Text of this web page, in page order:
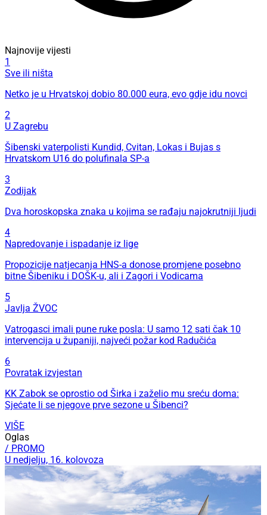
Najnovije vijesti
1
Sve ili ništa
Netko je u Hrvatskoj dobio 80.000 eura, evo gdje idu novci
2
U Zagrebu
Šibenski vaterpolisti Kundid, Cvitan, Lokas i Bujas s
Hrvatskom U16 do polufinala SP-a
3
Zodijak
Dva horoskopska znaka u kojima se rađaju najokrutniji ljudi
4
Napredovanje i ispadanje iz lige
Propozicije natjecanja HNS-a donose promjene posebno
bitne Šibeniku i DOŠK-u, ali i Zagori i Vodicama
5
Javlja ŽVOC
Vatrogasci imali pune ruke posla: U samo 12 sati čak 10
intervencija u županiji, najveći požar kod Radučića
6
Povratak izvjestan
KK Zabok se oprostio od Širka i zaželio mu sreću doma:
Sjećate li se njegove prve sezone u Šibenci?
VIŠE
Oglas
/ PROMO
U nedjelju, 16. kolovoza